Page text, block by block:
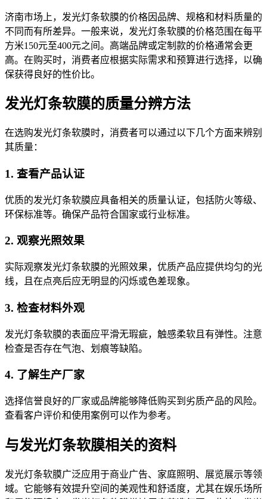
济南市场上，发光灯条软膜的价格因品牌、规格和材料质量的
不同而有所差异。一般来说，发光灯条软膜的价格范围在每平
方米150元至400元之间。高端品牌或定制款的价格通常会更
高。在购买时，消费者应根据实际需求和预算进行选择，以确
保获得良好的性价比。
发光灯条软膜的质量分辨方法
在选购发光灯条软膜时，消费者可以通过以下几个方面来辨别
其质量：
1. 查看产品认证
优质的发光灯条软膜应具备相关的质量认证，包括防火等级、
环保标准等。确保产品符合国家或行业标准。
2. 观察光照效果
实际观察发光灯条软膜的光照效果，优质产品应提供均匀的光
线，且在点亮后应无明显的闪烁或色差现象。
3. 检查材料外观
发光灯条软膜的表面应平滑无瑕疵，触感柔软且有弹性。注意
检查是否存在气泡、划痕等缺陷。
4. 了解生产厂家
选择信誉良好的厂家或品牌能够降低购买到劣质产品的风险。
查看客户评价和使用案例可以作为参考。
与发光灯条软膜相关的资料
发光灯条软膜广泛应用于商业广告、家庭照明、展览展示等领
域。它能够有效提升空间的美观性和舒适度，尤其在娱乐场所